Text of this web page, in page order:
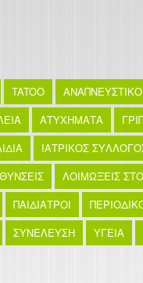
TATOO ΑΝΑΠΝΕΥΣΤΙΚΟ
ΑΤΥΧΗΜΑΤΑ
ΙΑΤΡΙΚΟΣ
ΛΟΙΜΩΞΕΙΣ
ΠΑΙΔΙΑΤΡΟΙ
ΣΥΝΕΛΕΥΣΗ ΥΓΕΙΑ